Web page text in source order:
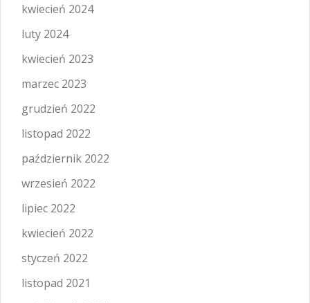
kwiecień 2024
luty 2024
kwiecień 2023
marzec 2023
grudzień 2022
listopad 2022
październik 2022
wrzesień 2022
lipiec 2022
kwiecień 2022
styczeń 2022
listopad 2021